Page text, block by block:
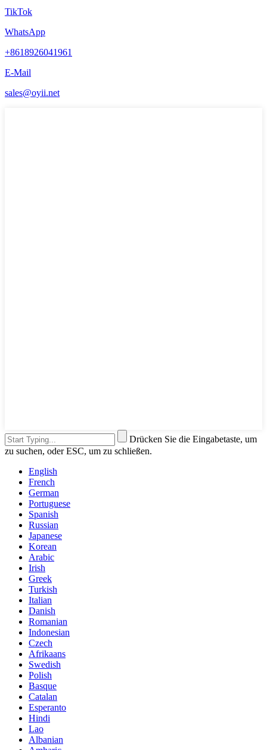
TikTok
WhatsApp
+8618926041961
E-Mail
sales@oyii.net
Drücken Sie die Eingabetaste, um
zu suchen, oder ESC, um zu schließen.
English
French
German
Portuguese
Spanish
Russian
Japanese
Korean
Arabic
Irish
Greek
Turkish
Italian
Danish
Romanian
Indonesian
Czech
Afrikaans
Swedish
Polish
Basque
Catalan
Esperanto
Hindi
Lao
Albanian